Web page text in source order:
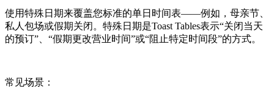
使用特殊日期来覆盖您标准的单日时间表——例如，母亲节、
私人包场或假期关闭。特殊日期是Toast Tables表示“关闭当天
的预订”、“假期更改营业时间”或“阻止特定时间段”的方式。
常见场景：